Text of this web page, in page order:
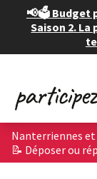
📢🗳️ Budget
Saison 2.
Nanterriennes
📝 Déposer ou